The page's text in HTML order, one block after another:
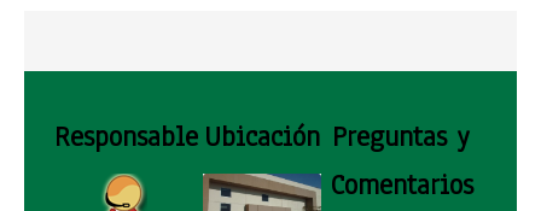
Responsable Ubicación Preguntas y
Comentarios